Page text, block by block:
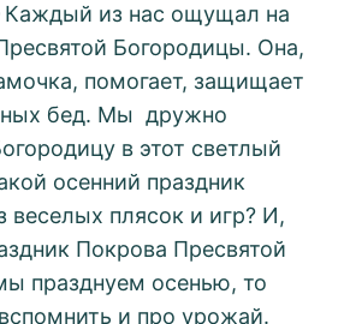
Каждый из нас ощущал на
Богородицы. Она,
помогает, защищает
бед. Мы дружно
в этот светлый
осенний праздник
веселых плясок и игр? И,
Покрова Пресвятой
празднуем осенью, то
и про урожай.